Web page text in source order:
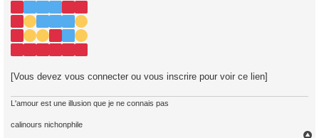
g
[Vous devez vous connecter ou vous inscrire pour voir ce lien]
L'amour est une illusion que je ne connais pas
calinours nichonphile